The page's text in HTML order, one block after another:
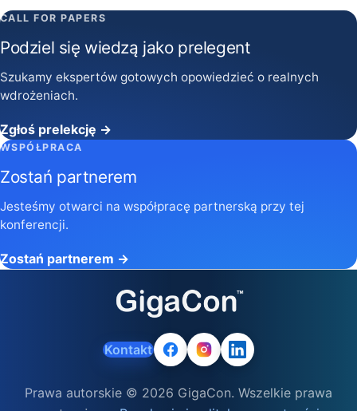
CALL FOR PAPERS
Podziel się wiedzą jako prelegent
Szukamy ekspertów gotowych opowiedzieć o realnych
wdrożeniach.
Zgłoś prelekcję →
WSPÓŁPRACA
Zostań partnerem
Jesteśmy otwarci na współpracę partnerską przy tej
konferencji.
Zostań partnerem →
Kontakt
Prawa autorskie © 2026 GigaCon. Wszelkie prawa